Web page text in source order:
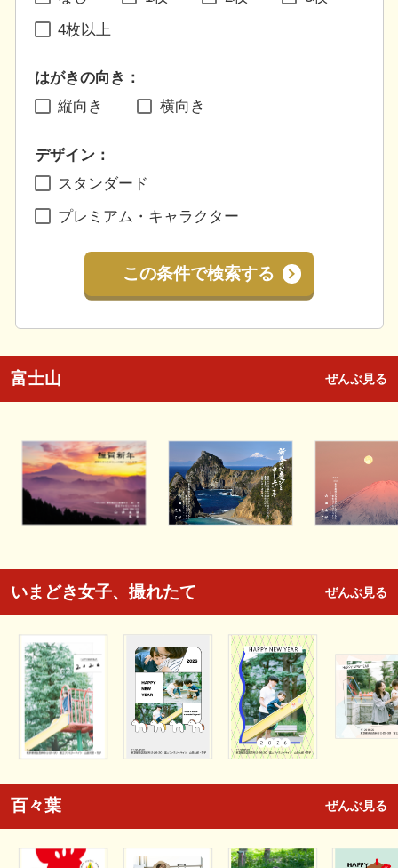
4枚以上
はがきの向き：
縦向き
横向き
デザイン：
スタンダード
プレミアム・キャラクター
この条件で検索する
富士山 ぜんぶ見る
いまどき女子、撮れたて ぜんぶ見る
百々葉 ぜんぶ見る